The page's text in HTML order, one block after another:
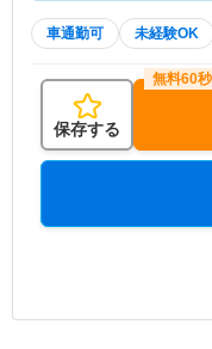
車通勤可 未経験OK
保存する